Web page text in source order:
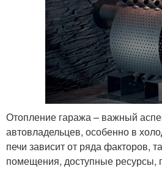
Отопление гаража – важный
автовладельцев, особенно в
печи зависит от ряда факторов,
помещения, доступные ресурсы,